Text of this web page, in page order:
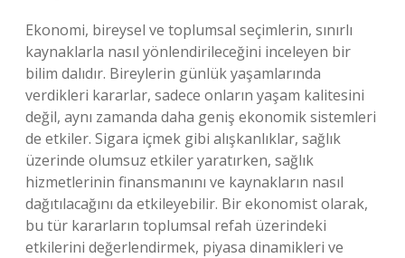
Ekonomi, bireysel ve toplumsal seçimlerin, sınırlı
kaynaklarla nasıl yönlendirileceğini inceleyen bir
bilim dalıdır. Bireylerin günlük yaşamlarında
verdikleri kararlar, sadece onların yaşam kalitesini
değil, aynı zamanda daha geniş ekonomik sistemleri
de etkiler. Sigara içmek gibi alışkanlıklar, sağlık
üzerinde olumsuz etkiler yaratırken, sağlık
hizmetlerinin finansmanını ve kaynakların nasıl
dağıtılacağını da etkileyebilir. Bir ekonomist olarak,
bu tür kararların toplumsal refah üzerindeki
etkilerini değerlendirmek, piyasa dinamikleri ve